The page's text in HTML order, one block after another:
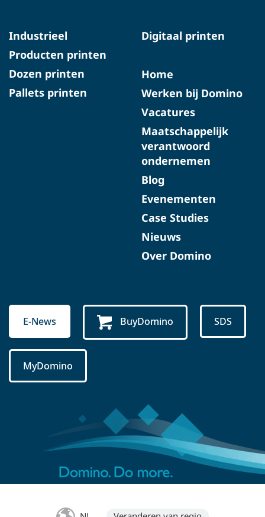
Industrieel
Producten printen
Dozen printen
Pallets printen
Digitaal printen
Home
Werken bij Domino
Vacatures
Maatschappelijk
verantwoord
ondernemen
Blog
Evenementen
Case Studies
Nieuws
Over Domino
E-News BuyDomino SDS
MyDomino